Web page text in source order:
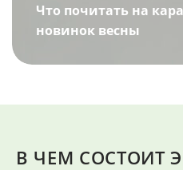
Что почитать на
новинок весны
В ЧЕМ СОСТОИТ